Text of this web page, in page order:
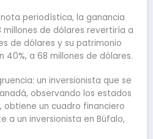
periodística, la ganancia
de dólares revertiría a
de dólares y su patrimonio
40%, a 68 millones de dólares.
un inversionista que se
observando los estados
obtiene un cuadro financiero
a un inversionista en Búfalo,